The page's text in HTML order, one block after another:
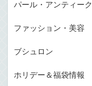
パール・アンティーク
ファッション・美容
ブシュロン
ホリデー＆福袋情報